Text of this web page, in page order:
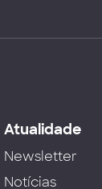
Atualidade
Newsletter
Notícias